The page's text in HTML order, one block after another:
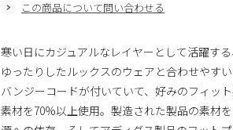
この商品について問い合わせる
寒い日にカジュアルなレイヤーとして活躍す
ゆったりしたルックスのウェアと合わせやす
バンジーコードが付いていて、好みのフィッ
素材を70%以上使用。製造された製品の素材